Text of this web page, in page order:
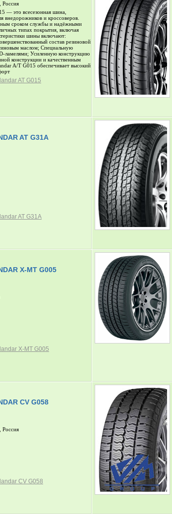
Россия
— это всесезонная шина,
внедорожников и кроссоверов.
сроком службы и надёжными
типах покрытия, включая
шины включают:
состав резиновой
маслом; Специальную
ламелями; Усиленную конструкцию
конструкции и качественным
A/T G015 обеспечивает высокий
AT G015
AT G31A
AT G31A
X-MT G005
X-MT G005
CV G058
Россия
CV G058